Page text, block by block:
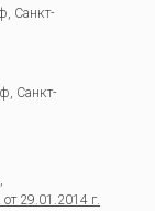
Санкт-
Санкт-
29.01.2014 г.